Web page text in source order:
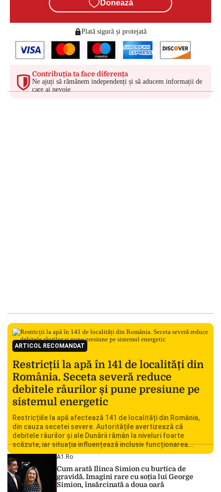
Donează
Plată sigură și protejată
Contribuția ta face diferența
Ne ajuți să rămânem independenți și să aducem informații de
care ai nevoie
ARTICOL RECOMANDAT
Restricții la apă în 141 de localități din
România. Seceta severă reduce
debitele râurilor și pune presiune pe
sistemul energetic
Restricțiile la apă afectează 141 de localități din România,
din cauza secetei severe. Autoritățile avertizează că
debitele râurilor și ale Dunării rămân la niveluri foarte
scăzute, iar situația influențează inclusiv funcționarea
Centralei Nucleare de la Cernavodă. România se confruntă
cu una dintre cele mai dificile perioade din punct de vedere
hidrologic din ultimii ani. Lipsa […]
A1.ro
Cum arată Ilinca Simion cu burtica de
gravidă. Imagini rare cu soția lui George
Simion, însărcinată a doua oară